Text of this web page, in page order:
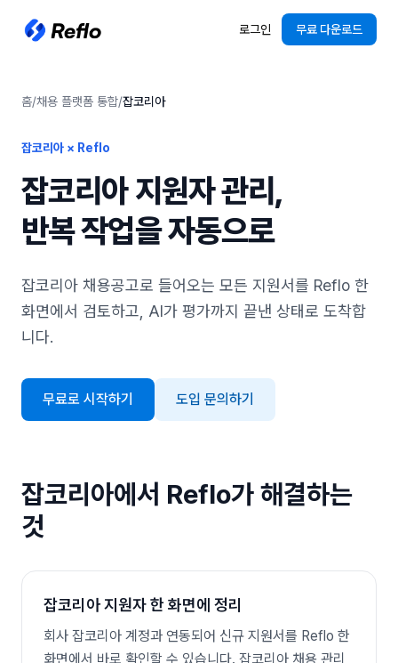
로그인 무료 다운로드
홈/채용 플랫폼 통합/잡코리아
잡코리아 × Reflo
잡코리아 지원자 관리,
반복 작업을 자동으로
잡코리아 채용공고로 들어오는 모든 지원서를 Reflo 한
화면에서 검토하고, AI가 평가까지 끝낸 상태로 도착합
니다.
무료로 시작하기 도입 문의하기
잡코리아에서 Reflo가 해결하는
것
잡코리아 지원자 한 화면에 정리
회사 잡코리아 계정과 연동되어 신규 지원서를 Reflo 한
화면에서 바로 확인할 수 있습니다. 잡코리아 채용 관리